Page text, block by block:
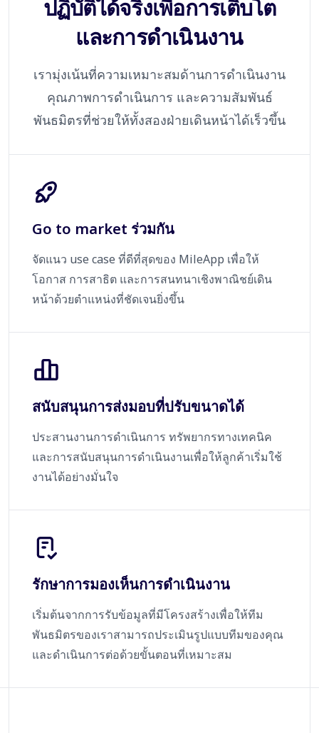
ปฏิบัติได้จริงเพื่อการเติบโต
และการดำเนินงาน
เรามุ่งเน้นที่ความเหมาะสมด้านการดำเนินงาน
คุณภาพการดำเนินการ และความสัมพันธ์
พันธมิตรที่ช่วยให้ทั้งสองฝ่ายเดินหน้าได้เร็วขึ้น
Go to market ร่วมกัน
จัดแนว use case ที่ดีที่สุดของ MileApp เพื่อให้
โอกาส การสาธิต และการสนทนาเชิงพาณิชย์เดิน
หน้าด้วยตำแหน่งที่ชัดเจนยิ่งขึ้น
สนับสนุนการส่งมอบที่ปรับขนาดได้
ประสานงานการดำเนินการ ทรัพยากรทางเทคนิค
และการสนับสนุนการดำเนินงานเพื่อให้ลูกค้าเริ่มใช้
งานได้อย่างมั่นใจ
รักษาการมองเห็นการดำเนินงาน
เริ่มต้นจากการรับข้อมูลที่มีโครงสร้างเพื่อให้ทีม
พันธมิตรของเราสามารถประเมินรูปแบบทีมของคุณ
และดำเนินการต่อด้วยขั้นตอนที่เหมาะสม